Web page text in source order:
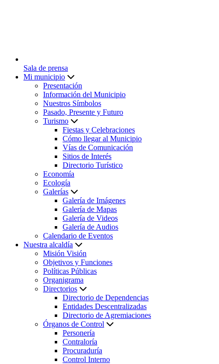
Sala de prensa
Mi municipio
Presentación
Información del Municipio
Nuestros Símbolos
Pasado, Presente y Futuro
Turismo
Fiestas y Celebraciones
Cómo llegar al Municipio
Vías de Comunicación
Sitios de Interés
Directorio Turístico
Economía
Ecología
Galerías
Galería de Imágenes
Galería de Mapas
Galería de Videos
Galería de Audios
Calendario de Eventos
Nuestra alcaldía
Misión Visión
Objetivos y Funciones
Políticas Públicas
Organigrama
Directorios
Directorio de Dependencias
Entidades Descentralizadas
Directorio de Agremiaciones
Órganos de Control
Personería
Contraloría
Procuraduría
Control Interno